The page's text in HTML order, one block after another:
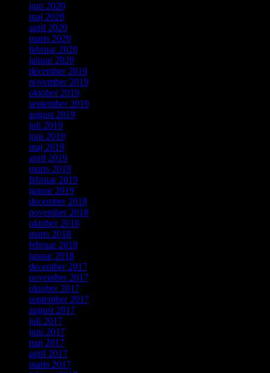
juni 2020
maj 2020
april 2020
marts 2020
februar 2020
januar 2020
december 2019
november 2019
oktober 2019
september 2019
august 2019
juli 2019
juni 2019
maj 2019
april 2019
marts 2019
februar 2019
januar 2019
december 2018
november 2018
oktober 2018
marts 2018
februar 2018
januar 2018
december 2017
november 2017
oktober 2017
september 2017
august 2017
juli 2017
juni 2017
maj 2017
april 2017
marts 2017